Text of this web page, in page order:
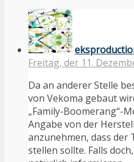
Freitag, der 11.
Da an anderer Stelle
von Vekoma gebaut
„Family-Boomerang“-
Angabe von der
anzunehmen, dass der
stellen sollte. Falls